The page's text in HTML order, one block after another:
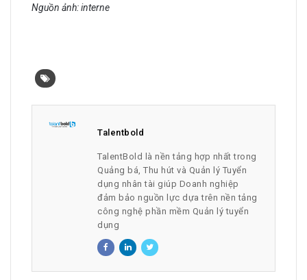
Nguồn ảnh: interne
Talentbold
TalentBold là nền tảng hợp nhất trong
Quảng bá, Thu hút và Quản lý Tuyển
dụng nhân tài giúp Doanh nghiệp
đảm bảo nguồn lực dựa trên nền tảng
công nghệ phần mềm Quản lý tuyển
dụng